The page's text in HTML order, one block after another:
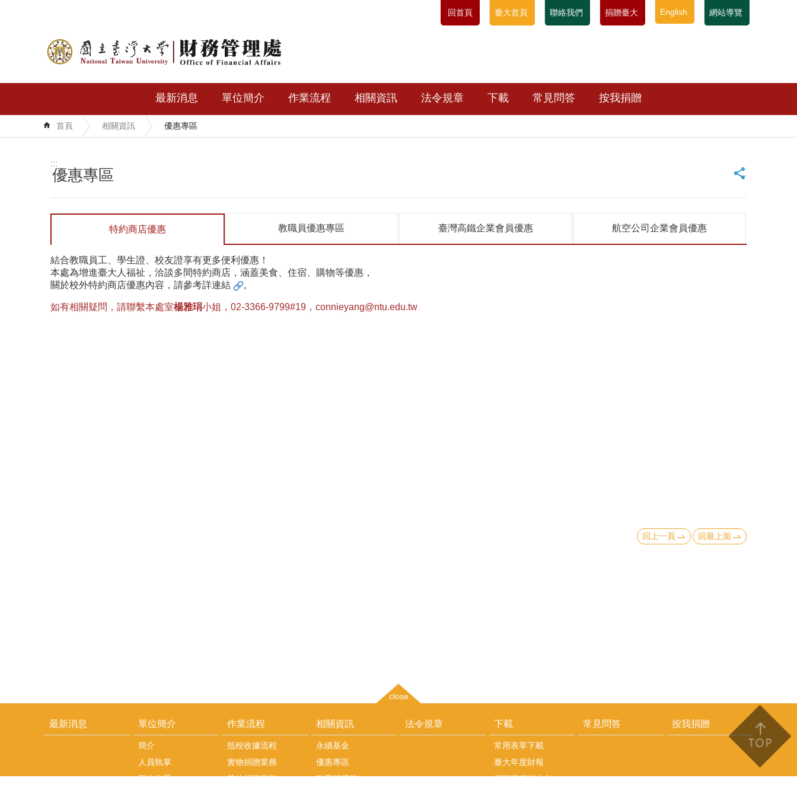
回首頁 臺大首頁 聯絡我們 捐贈臺大 English 網站導覽
最新消息 單位簡介 作業流程 相關資訊 法令規章 下載 常見問答 按我捐贈
首頁 相關資訊 優惠專區
:::
優惠專區 _
特約商店優惠 教職員優惠專區 臺灣高鐵企業會員優惠 航空公司企業會員優惠
結合教職員工、學生證、校友證享有更多便利優惠！
本處為增進臺大人福祉，洽談多間特約商店，涵蓋美食、住宿、購物等優惠，
關於校外特約商店優惠內容，請參考詳連結 。
如有相關疑問，請聯繫本處室楊雅琄小姐，02-3366-9799#19， connieyang@ntu.edu.tw
回上一頁 回最上面
close
最新消息 單位簡介
簡介
人員執掌
單位位置
作業流程
抵稅收據流程
實物捐贈業務
其他捐贈業務
相關資訊
永續基金
優惠專區
教育部獎牌
法令規章 下載
常用表單下載
臺大年度財報
捐贈流程懶人包
常見問答 按我捐贈